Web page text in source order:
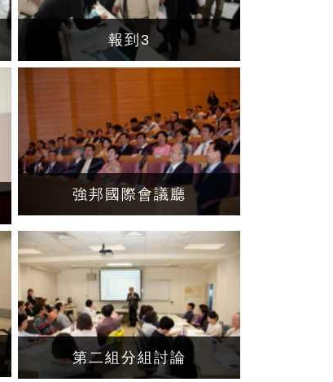
報到3
強邦國際會議廳
第二組分組討論